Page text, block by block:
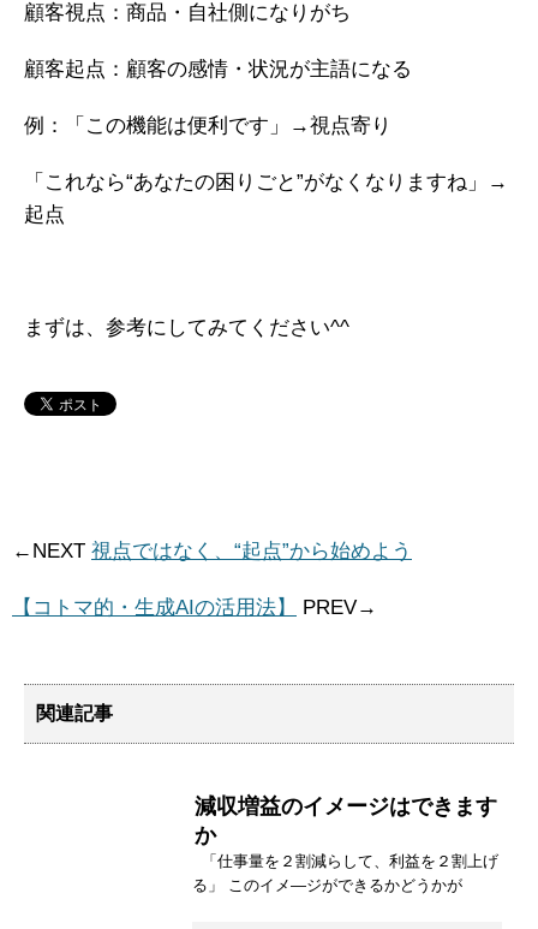
顧客視点：商品・自社側になりがち
顧客起点：顧客の感情・状況が主語になる
例：「この機能は便利です」→視点寄り
「これなら“あなたの困りごと”がなくなりますね」→
起点
まずは、参考にしてみてください^^
←NEXT 視点ではなく、“起点”から始めよう
【コトマ的・生成AIの活用法】 PREV→
関連記事
減収増益のイメージはできます
か
「仕事量を２割減らして、利益を２割上げ
る」 このイメ―ジができるかどうかが